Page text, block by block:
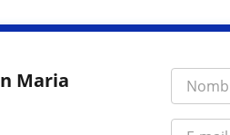
Maria